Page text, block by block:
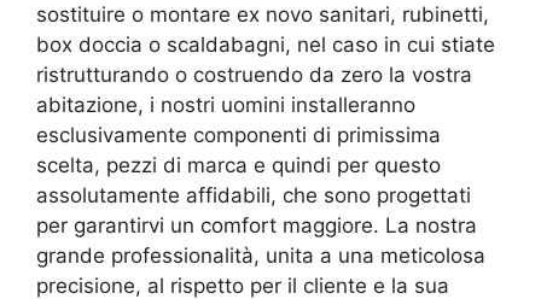
sostituire o montare ex novo sanitari, rubinetti,
box doccia o scaldabagni, nel caso in cui stiate
ristrutturando o costruendo da zero la vostra
abitazione, i nostri uomini installeranno
esclusivamente componenti di primissima
scelta, pezzi di marca e quindi per questo
assolutamente affidabili, che sono progettati
per garantirvi un comfort maggiore. La nostra
grande professionalità, unita a una meticolosa
precisione, al rispetto per il cliente e la sua